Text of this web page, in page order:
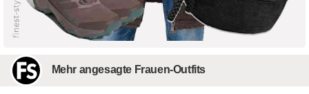
Mehr angesagte Frauen-Outfits